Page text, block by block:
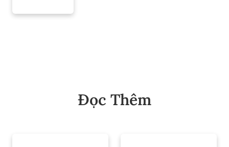
Đọc Thêm